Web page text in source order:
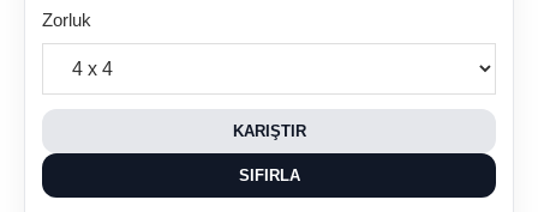
Zorluk
KARIŞTIR
SIFIRLA